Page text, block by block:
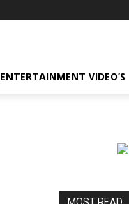
ENTERTAINMENT VIDEO’S